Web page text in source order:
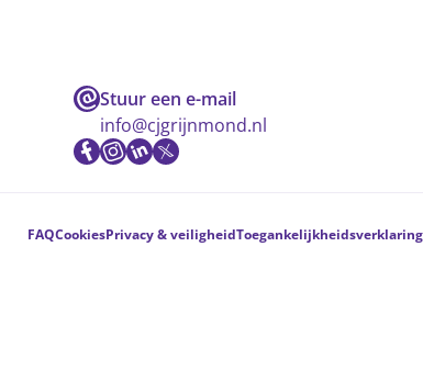
Stuur een e-mail
info@cjgrijnmond.nl
FAQCookiesPrivacy & veiligheidToegankelijkheidsverklaring